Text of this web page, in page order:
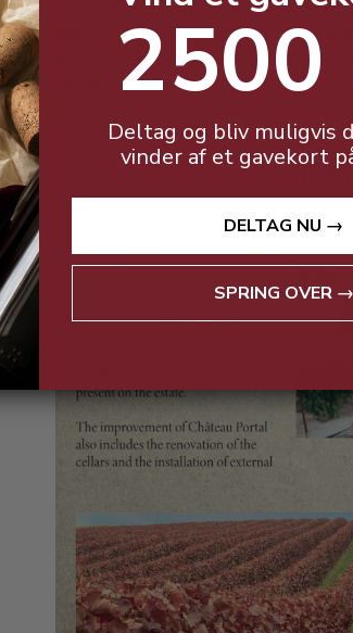
Selve familien Portal, som
dag. Det menes dog, at den sidste
blevet tildelt ham som belønning for
Montfort.2500
Deltag og bliv muligvis
vinder af et gavekort
DELTAG NU →
SPRING OVER →